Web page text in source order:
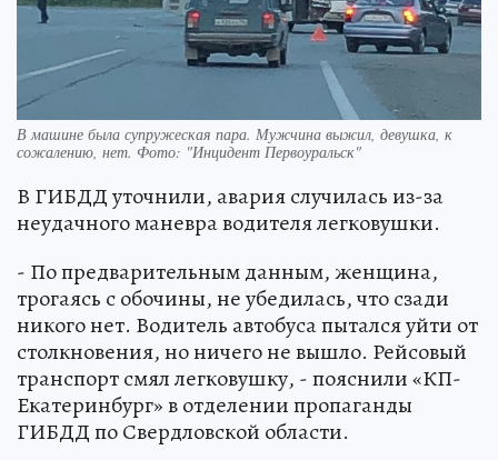
В машине была супружеская пара. Мужчина выжил, девушка, к
сожалению, нет. Фото: "Инцидент Первоуральск"
В ГИБДД уточнили, авария случилась из-за
неудачного маневра водителя легковушки.
- По предварительным данным, женщина,
трогаясь с обочины, не убедилась, что сзади
никого нет. Водитель автобуса пытался уйти от
столкновения, но ничего не вышло. Рейсовый
транспорт смял легковушку, - пояснили «КП-
Екатеринбург» в отделении пропаганды
ГИБДД по Свердловской области.